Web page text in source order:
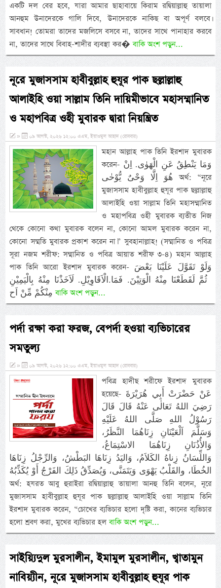
একটি দল বের হবে, যারা আমার ছাহাবায়ে কিরাম রদ্বিয়াল্লাহু তায়ালা
আনহুম উনাদেরকে গালি দিবে, উনাদেরকে নাকিছ বা অপূর্ণ বলবে।
সাবধান! তোমরা তাদের মজলিসে বসবে না, তাদের সাথে পানাহার করবে
না, তাদের সাথে বিবাহ-শাদীর ব্যবস্থা কর�বাকি অংশ পড়ুন...
নূরে মুজাসসাম হাবীবুল্লাহ হুযূর পাক ছল্লাল্লাহু
আলাইহি ওয়া সাল্লাম তিনি দায়িমীভাবে মহাসম্মানিত
ও মহাপবিত্র ওহী মুবারক দ্বারা নিয়ন্ত্রিত
» ০৯ আগস্ট, ২০২৬ ১২:০০ এএম, ইয়াওমুল আহাদ (রোববার)
মহান আল্লাহ পাক তিনি ইরশাদ মুবারক
করেন- وَمَا يَنْطِقُ عَنِ الْهَوٰى. اِنْ
هُوَ اِلَّا وَحْىٌ يُّوْحٰى অর্থ: “নূরে
মুজাসসাম হাবীবুল্লাহ হুযূর পাক ছল্লাল্লাহু
আলাইহি ওয়া সাল্লাম তিনি মহাসম্মানিত
ও মহাপবিত্র ওহী মুবারক ব্যতীত নিজ
থেকে কোনো কথা মুবারক বলেন না, কোনো আমল মুবারক করেন না,
কোনো সম্মতি মুবারক প্রকাশ করেন না।” সুবহানাল্লাহ! (সম্মানিত ও পবিত্র
সূরা নজম শরীফ: সম্মানিত ও পবিত্র আয়াত শরীফ ৩-৪) মহান আল্লাহ
পাক তিনি আরো ইরশাদ মুবারক করেন- وَلَوْ تَقَوَّلَ عَلَيْنَا بَعْضَ
الْاَقَاوِيْلِ.‏ لَاَخَذْنَا مِنْهُ بِالْيَمِيْنِ.‎‏ ثُمَّ لَقَطَعْنَا مِنْهُ الْوَتِيْنَ. فَمَا
مِنْكُمْ مِّنْ اَحবাকি অংশ পড়ুন...
পর্দা রক্ষা করা ফরজ, বেপর্দা হওয়া ব্যভিচারের
সমতুল্য
» ০৯ আগস্ট, ২০২৬ ১২:০০ এএম, ইয়াওমুল আহাদ (রোববার)
পবিত্র হাদীছ শরীফে ইরশাদ মুবারক
হয়েছে- عَنْ حَضْرَتْ أَبِي هُرَيْرَةَ
رَضِيَ اللهُ تَعَالٰى عَنْهُ قَالَ قَالَ
رَسُوْلُ اللهِ صَلَّى اللهُ عَلَيْهِ
وَسَلَّمَ اَلْعَيْنَانِ زِنَاهُمَا النَّظَرُ،
وَالأُذُنَانِ زِنَاهُمَا الاسْتِمَاعُ،
وَاللِّسَانُ زِناهُ الكَلاَمُ، وَاليَدُ زِنَاهَا البَطْشُ، وَالرِّجْلُ زِنَاهَا
الخُطَا، والقَلْبُ يَهْوَى وَيَتَمَنَّى، وَيُصَدِّقُ ذَلِكَ الفَرْجُ أَوْ يُكَذِّبُهُ
অর্থ: হযরত আবু হুরাইরা রদ্বিয়াল্লাহু তায়ালা আনহু তিনি বলেন, নূরে
মুজাসসাম হাবীবুল্লাহ হুযূর পাক ছল্লাল্লাহু আলাইহি ওয়া সাল্লাম তিনি
ইরশাদ মুবারক করেন, “চোখের ব্যভিচার হলো দৃষ্টি করা, কানের ব্যভিচার
হলো শ্রবণ করা, মুখের ব্যভিচার হলবাকি অংশ পড়ুন...
সাইয়্যিদুল মুরসালীন, ইমামুল মুরসালীন, খ্বাতামুন
নাবিয়্যীন, নূরে মুজাসসাম হাবীবুল্লাহ হুযূর পাক